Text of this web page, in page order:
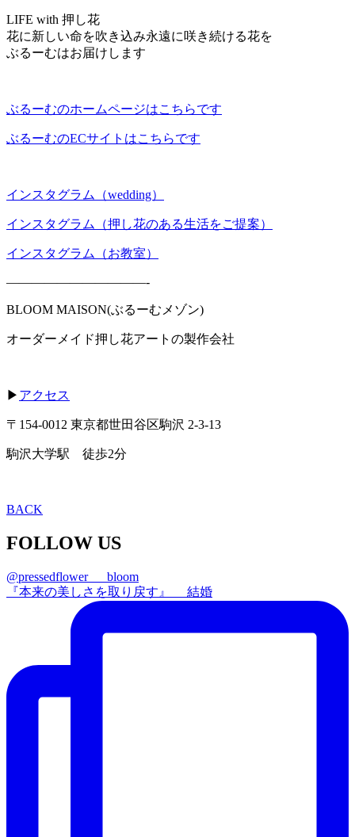
LIFE with 押し花
花に新しい命を吹き込み永遠に咲き続ける花を
ぶるーむはお届けします
ぶるーむのホームページはこちらです
ぶるーむのECサイトはこちらです
インスタグラム（wedding）
インスタグラム（押し花のある生活をご提案）
インスタグラム（お教室）
———————————-
BLOOM MAISON(ぶるーむメゾン)
オーダーメイド押し花アートの製作会社
▶ アクセス
〒154-0012 東京都世田谷区駒沢 2-3-13
駒沢大学駅 徒歩2分
BACK
FOLLOW US
@pressedflower___bloom
『本来の美しさを取り戻す』 結婚